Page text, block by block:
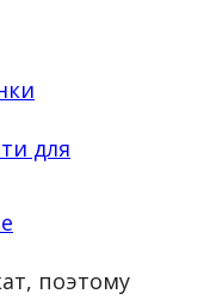
для
поэтому